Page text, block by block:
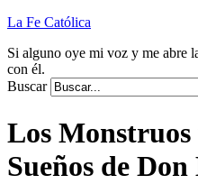
La Fe Católica
Si alguno oye mi voz y me abre
con él.
Buscar
Los Monstruos
Sueños de